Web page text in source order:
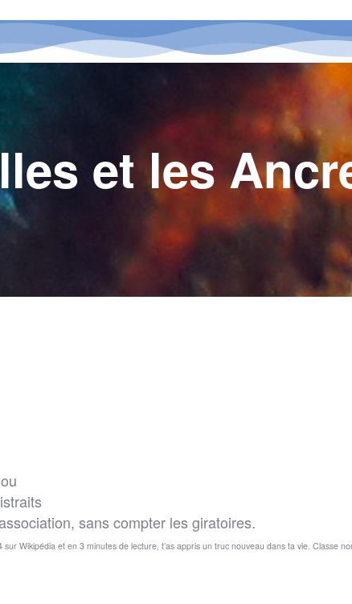
et les
sans compter les giratoires.
Wikipédia et en 3 minutes de lecture, t’as appris un truc nouveau dans ta vie. Classe